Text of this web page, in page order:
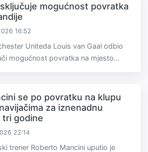
mogućnost povratka
16:52
Uniteda Louis van Gaal odbio
mogućnost povratka na mjesto...
se po povratku na klupu
za iznenadnu
tri godine
22:14
trener Roberto Mancini uputio je